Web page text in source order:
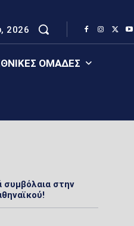
2026
ΟΜΆΔΕΣ
συμβόλαια στην